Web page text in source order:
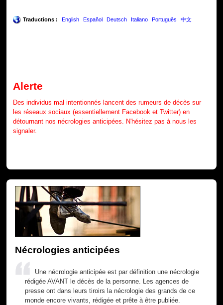
Traductions : English Español Deutsch Italiano Português 中文
Alerte
Des individus mal intentionnés lancent des rumeurs de décès sur
les réseaux sociaux (essentiellement Facebook et Twitter) en
détournant nos nécrologies anticipées. N'hésitez pas à nous les
signaler.
Nécrologies anticipées
Une nécrologie anticipée est par définition une nécrologie
rédigée AVANT le décès de la personne. Les agences de
presse ont dans leurs tiroirs la nécrologie des grands de ce
monde encore vivants, rédigée et prête à être publiée.